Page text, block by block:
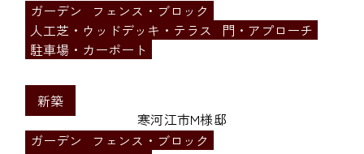
ガーデン
フェンス・ブロック
人工芝・ウッドデッキ・テラス
門・アプローチ
駐車場・カーポート
新築
寒河江市M様邸
ガーデン
フェンス・ブロック